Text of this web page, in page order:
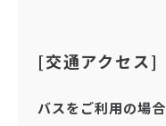
[交通アクセス]
バスをご利用の場合